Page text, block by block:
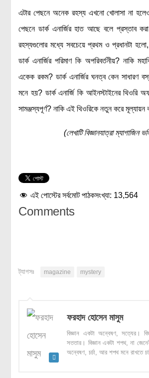
এটার পেছনে অনেক রহস্য এখনো খোলাসা না হলেও,
পেছনে ডার্ক এনার্জির হাত আছে বলে প্রস্তাব
রহস্যগুলোর মধ্যে সবচেয়ে প্রথম ও প্রধানটা হলো,
ডার্ক এনার্জির পরিমাণ কি অপরিবর্তনীয়? নাকি
একেক রকম? ডার্ক এনার্জির ঘনত্ব কেন সাধারণ
মনে হয়? ডার্ক এনার্জি কি আইনস্টাইনের থিওরি
সামঞ্জস্যপূর্ণ? নাকি এই থিওরিকে নতুন করে
(লেখাটি বিজ্ঞানযাত্রা
এই পোস্টের সর্বমোট পাঠকসংখ্যা: 13,564
Comments
ট্যাগসঃ magazine mystery
ফরহাদ হোসেন মাসুম
বিজ্ঞান একটা অন্বেষণ, সত্যের।
সততার। বিজ্ঞান একটা শপথ, না
অন্বেষণ, চর্চা, আর শপথ মনে রাখতে